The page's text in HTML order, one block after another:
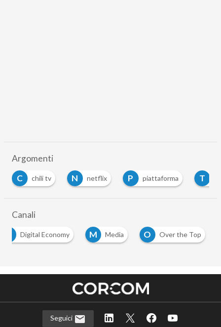
Argomenti
N
netflix P piattaforma T Tim Vision
Canali
Digital Economy M Media O Over the Top
Seguici